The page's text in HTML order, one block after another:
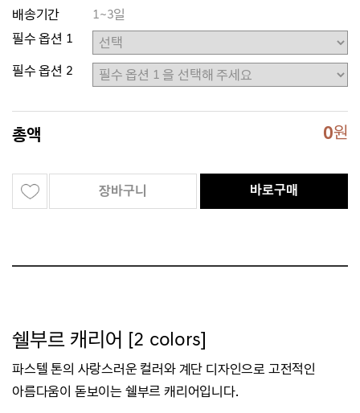
배송기간
1~3일
필수 옵션 1
필수 옵션 2
총액 0원
장바구니 바로구매
쉘부르 캐리어 [2 colors]
파스텔 톤의 사랑스러운 컬러와 계단 디자인으로 고전적인
아름다움이 돋보이는 쉘부르 캐리어입니다.